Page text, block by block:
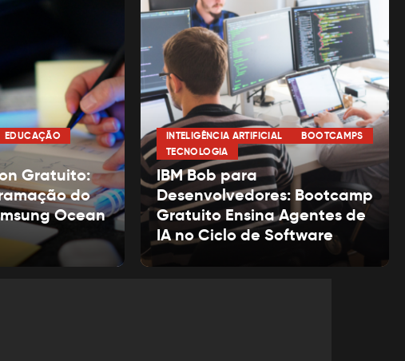
EDUCAÇÃO
Gratuito:
do
Ocean
INTELIGÊNCIA ARTIFICIAL
BOOTCAMPS
TECNOLOGIA
IBM Bob para
Desenvolvedores: Bootcamp
Gratuito Ensina Agentes de
IA no Ciclo de Software